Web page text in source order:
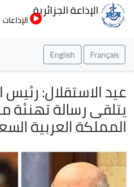
إلى
الإذاعة الجزائرية
الإذاعات
Français
English
عيد الاستقلال: رئيس
يتلقى رسالة تهنئة
المملكة العربية